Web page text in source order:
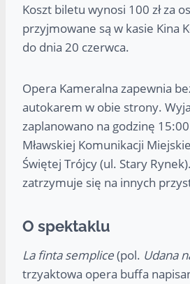
Koszt biletu wynosi 100 zł za
przyjmowane są w kasie Kina
do dnia 20 czerwca.
Opera Kameralna zapewnia
autokarem w obie strony.
zaplanowano na godzinę
Mławskiej Komunikacji
Świętej Trójcy (ul. Stary
zatrzymuje się na innych
O spektaklu
La finta semplice(pol. Udana
trzyaktowa opera buffa